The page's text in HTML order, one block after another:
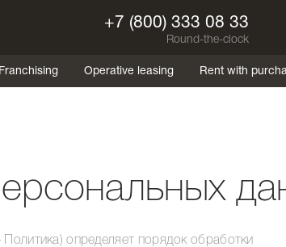
+7 (800) 333 08 33
Round-the-clock
Franchising Operative leasing Rent with
определяет порядок обработки